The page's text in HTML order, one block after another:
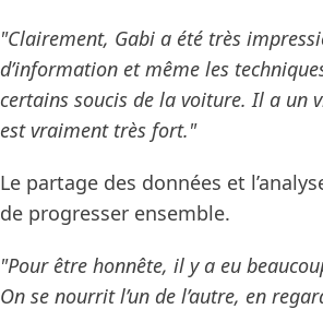
"Clairement, Gabi a été très
d’information et même les
certains soucis de la voiture. Il a un
est vraiment très fort."
Le partage des données et
de progresser ensemble.
"Pour être honnête, il y a eu
On se nourrit l’un de l’autre, en